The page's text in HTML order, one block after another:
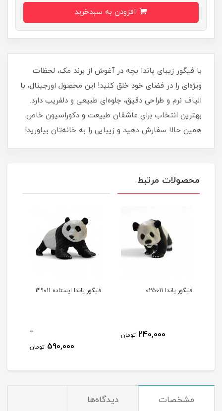
با فیگور زیبای پاندا بچه در آغوش از برند مک، لحظات
ویژه‌ای را در فضای خود خلق کنید! این محصول اورجینال، با
الیاف نرم و طراحی دقیق، جلوه‌ای طبیعی و دلفریب دارد.
بهترین انتخاب برای عاشقان طبیعت و دکوراسیون خاص.
همین حالا سفارش دهید و زیبایی را به خانه‌تان بیاورید!
محصولات مرتبط
فیگور پاندا 025011
240,000 تومان
فیگور پاندا ایستاده 149011
0
590,000 تومان
مشخصات دیدگاه‌ها